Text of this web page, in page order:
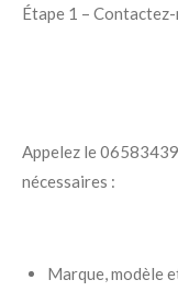
Étape 1 –
Appelez le
nécessaires :
Marque, modèle